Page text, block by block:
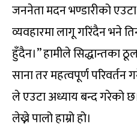
जननेता मदन भण्डारीको
व्यवहारमा लागू गरिंदैन भने
हुँदैन।” हामीले सिद्धान्तका
साना तर महत्वपूर्ण परिवर्तन
ले एउटा अध्याय बन्द गरेको
लेख्ने पालो हाम्रो हो।